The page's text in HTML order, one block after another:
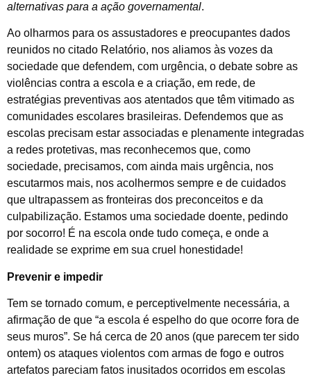
alternativas para a ação governamental.
Ao olharmos para os assustadores e preocupantes dados
reunidos no citado Relatório, nos aliamos às vozes da
sociedade que defendem, com urgência, o debate sobre as
violências contra a escola e a criação, em rede, de
estratégias preventivas aos atentados que têm vitimado as
comunidades escolares brasileiras. Defendemos que as
escolas precisam estar associadas e plenamente integradas
a redes protetivas, mas reconhecemos que, como
sociedade, precisamos, com ainda mais urgência, nos
escutarmos mais, nos acolhermos sempre e de cuidados
que ultrapassem as fronteiras dos preconceitos e da
culpabilização. Estamos uma sociedade doente, pedindo
por socorro! É na escola onde tudo começa, e onde a
realidade se exprime em sua cruel honestidade!
Prevenir e impedir
Tem se tornado comum, e perceptivelmente necessária, a
afirmação de que “a escola é espelho do que ocorre fora de
seus muros”. Se há cerca de 20 anos (que parecem ter sido
ontem) os ataques violentos com armas de fogo e outros
artefatos pareciam fatos inusitados ocorridos em escolas